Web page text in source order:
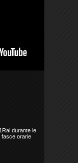
durante le
fasce orarie